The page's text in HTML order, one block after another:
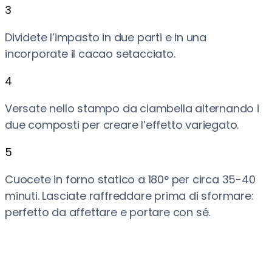
3
Dividete l’impasto in due parti e in una
incorporate il cacao setacciato.
4
Versate nello stampo da ciambella alternando i
due composti per creare l’effetto variegato.
5
Cuocete in forno statico a 180° per circa 35-40
minuti. Lasciate raffreddare prima di sformare:
perfetto da affettare e portare con sé.